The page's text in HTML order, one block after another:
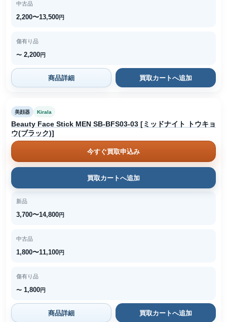
中古品
2,200〜13,500円
傷有り品
〜 2,200円
商品詳細 買取カートへ追加
美顔器 Kirala
Beauty Face Stick MEN SB-BFS03-03 [ミッドナイト トウキョ
ウ(ブラック)]
今すぐ買取申込み
買取カートへ追加
新品
3,700〜14,800円
中古品
1,800〜11,100円
傷有り品
〜 1,800円
商品詳細 買取カートへ追加